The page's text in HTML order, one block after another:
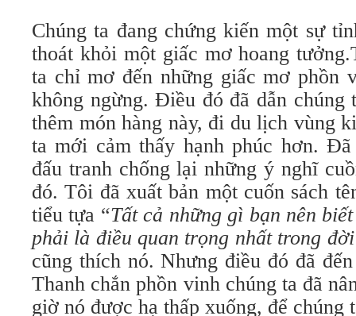
Chúng ta đang chứng kiến một sự
thoát khỏi một giấc mơ hoang
ta chỉ mơ đến những giấc mơ phồn
không ngừng. Điều đó đã dẫn chúng
thêm món hàng này, đi du lịch vùng
ta mới cảm thấy hạnh phúc hơn.
đấu tranh chống lại những ý nghĩ
đó. Tôi đã xuất bản một cuốn sách
tiểu tựa “Tất cả những gì bạn nên
phải là điều quan trọng nhất trong
cũng thích nó. Nhưng điều đó đã
Thanh chắn phồn vinh chúng ta đã
giờ nó được hạ thấp xuống, để chúng